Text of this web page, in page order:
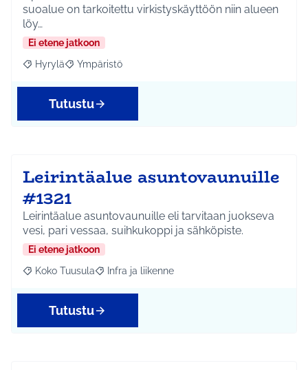
suoalue on tarkoitettu virkistyskäyttöön niin alueen
löy…
Ei etene jatkoon
Rajaa tulokset aihepiirin mukaan: Hyrylä
Hyrylä Rajaa tulokset teeman mukaan: Ympäristö
Ympäristö
Tutustu
Leirintäalue asuntovaunuille
#1321
Leirintäalue asuntovaunuille eli tarvitaan juokseva
vesi, pari vessaa, suihkukoppi ja sähköpiste.
Ei etene jatkoon
Rajaa tulokset aihepiirin mukaan: Koko Tuusula
Koko Tuusula Rajaa tulokset teeman mukaan: Infra ja liikenne
Infra ja liikenne
Tutustu